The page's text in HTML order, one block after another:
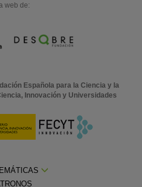
web de:
Española para la Ciencia y la
Innovación y Universidades